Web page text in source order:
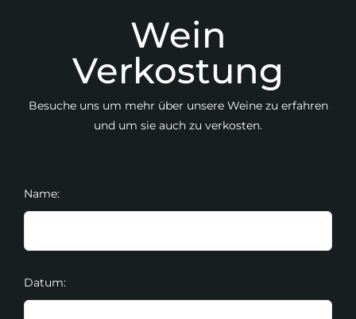
Wein
Verkostung
Besuche uns um mehr über unsere Weine zu erfahren
und um sie auch zu verkosten.
Name:
Datum: